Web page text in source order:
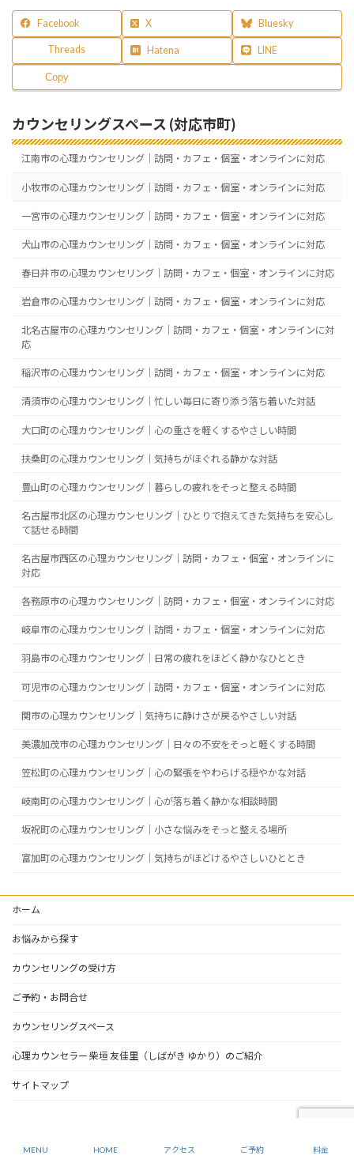
Facebook X Bluesky
Threads Hatena LINE
Copy
カウンセリングスペース (対応市町)
江南市の心理カウンセリング｜訪問・カフェ・個室・オンラインに対応
小牧市の心理カウンセリング｜訪問・カフェ・個室・オンラインに対応
一宮市の心理カウンセリング｜訪問・カフェ・個室・オンラインに対応
犬山市の心理カウンセリング｜訪問・カフェ・個室・オンラインに対応
春日井市の心理カウンセリング｜訪問・カフェ・個室・オンラインに対応
岩倉市の心理カウンセリング｜訪問・カフェ・個室・オンラインに対応
北名古屋市の心理カウンセリング｜訪問・カフェ・個室・オンラインに対
応
稲沢市の心理カウンセリング｜訪問・カフェ・個室・オンラインに対応
清須市の心理カウンセリング｜忙しい毎日に寄り添う落ち着いた対話
大口町の心理カウンセリング｜心の重さを軽くするやさしい時間
扶桑町の心理カウンセリング｜気持ちがほぐれる静かな対話
豊山町の心理カウンセリング｜暮らしの疲れをそっと整える時間
名古屋市北区の心理カウンセリング｜ひとりで抱えてきた気持ちを安心し
て話せる時間
名古屋市西区の心理カウンセリング｜訪問・カフェ・個室・オンラインに
対応
各務原市の心理カウンセリング｜訪問・カフェ・個室・オンラインに対応
岐阜市の心理カウンセリング｜訪問・カフェ・個室・オンラインに対応
羽島市の心理カウンセリング｜日常の疲れをほどく静かなひととき
可児市の心理カウンセリング｜訪問・カフェ・個室・オンラインに対応
関市の心理カウンセリング｜気持ちに静けさが戻るやさしい対話
美濃加茂市の心理カウンセリング｜日々の不安をそっと軽くする時間
笠松町の心理カウンセリング｜心の緊張をやわらげる穏やかな対話
岐南町の心理カウンセリング｜心が落ち着く静かな相談時間
坂祝町の心理カウンセリング｜小さな悩みをそっと整える場所
富加町の心理カウンセリング｜気持ちがほどけるやさしいひととき
ホーム
お悩みから探す
カウンセリングの受け方
ご予約・お問合せ
カウンセリングスペース
心理カウンセラー 柴垣 友佳里（しばがき ゆかり）のご紹介
サイトマップ
MENU HOME アクセス ご予約 料金